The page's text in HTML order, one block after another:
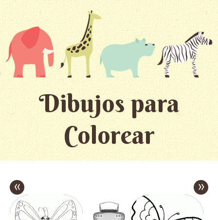
Dibujos para
Colorear
« »